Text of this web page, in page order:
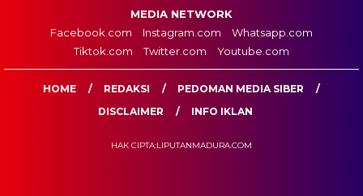
MEDIA NETWORK
Facebook.com
Instagram.com
Whatsapp.com
Tiktok.com
Twitter.com Youtube.com
HOME REDAKSI
PEDOMAN MEDIA SIBER
DISCLAIMER
INFO IKLAN
HAK CIPTA:LIPUTANMADURA.COM